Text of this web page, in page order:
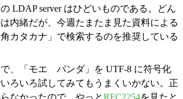
LDAP server はひどいものである。どん
内緒だが、今週たまたま見た資料による
カタカナ」で検索するのを推奨している
で、「モエ パンダ」を UTF-8 に符号化
ろいろ試してみてもうまくいかない。正
なかったので、やっとRFC2254を見たと